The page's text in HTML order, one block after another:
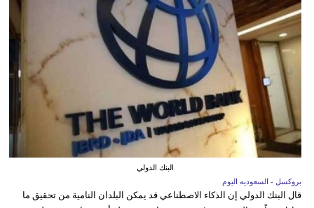
البنك الدولي
بروكسل - السعوديه اليوم
قال البنك الدولي إن الذكاء الاصطناعي قد يمكن البلدان النامية من تحقيق ما